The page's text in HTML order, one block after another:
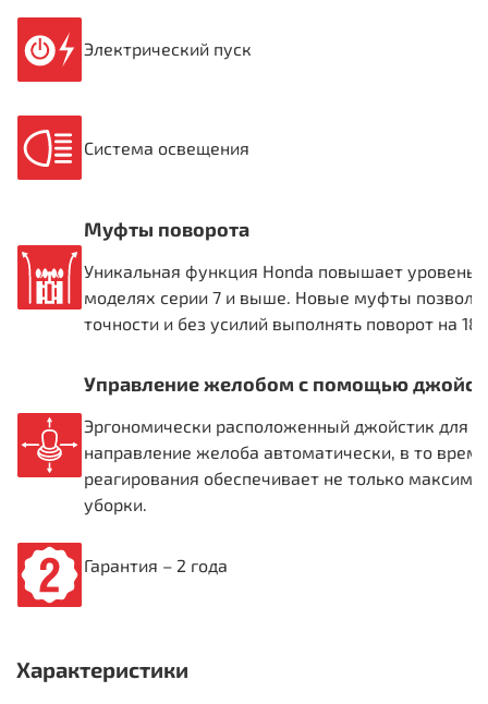
Электрический пуск
Система освещения
Муфты поворота
Уникальная функция Honda повышает уровень
моделях серии 7 и выше. Новые муфты
точности и без усилий выполнять поворот на
Управление желобом с помощью
Эргономически расположенный джойстик для
направление желоба автоматически, в то
реагирования обеспечивает не только
уборки.
Гарантия – 2 года
Характеристики